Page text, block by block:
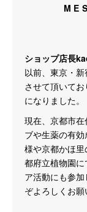
ショップ店長
以前、東京・
させて頂いて
になりました。
現在、京都市
ブや生薬の有
様や京都かほ
都府立植物園
ア活動にも参
ぞよろしくお願